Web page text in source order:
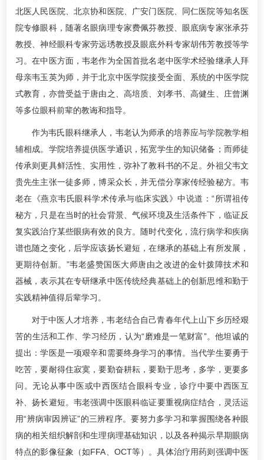
北医人民医院、北京协和医院、广安门医院、同仁医院等知名医
院专修眼科，随著名眼病理专家费佩芬教授、眼底病专家张承芬
教授、神经眼科专家劳远琇教授及眼底外科专家胡伟芳教授等学
习。在中医方面，韦老作为全国首批名老中医学术经验继承人拜
母亲韦玉英为师，并于北京中医学院接受全面、系统的中医学院
式教育，亦曾受益于唐由之、高培质、刘孝书、高健生、庄曾渊
等多位眼科前辈的教诲和指导。
作为韦氏眼科继承人，韦老认为师承的培养应与学院教学相
辅相成。学院培养提供医学通识，拓宽学生的知识储备；而师徒
传承则更具鲜活性、实用性，弥补了教科书的不足。外祖父韦文
贵先生主张一徒多师，博采众长，并无偿分享家传经验秘方。韦
老在《燕京韦氏眼科学术传承与临床实践》中说道：“所谓祖传
秘方，只是在当时的社会背景、气候环境及生活条件下，临证反
复实践治疗某些眼病有效的良方。随时代变化，流行病学和疾病
谱也随之变化，后学应该扬长避短，在继承的基础上有所发展，
更期待创新。”韦老盛赞国医大师唐由之改进的金针拨障技术和
器械，表示其在专研继承中医传统经典基础上的创新思维和勤于
实践精神值得后辈学习。
对于中医人才培养，韦老结合自己青春年代上山下乡历经艰
苦的生活和工作、学习经历，认为“磨难是一笔财富”。他坦诚的
提出：学医是一项艰辛和需要终身学习的事情。当代学生要勇于
吃苦，要耐得住寂寞，要勤奋耕耘，要勤于思考，多学，更要多
问。无论从事中医或中西医结合眼科专业，诊疗中要中西医互
补、扬长避短。韦老强调中医眼科临证要重视病症结合，灵活运
用“辨病审因辨证”的三辨程序。要努力多学习和掌握围绕各种眼
病的相关组织解剖和生理病理基础知识，以及各种揭示早期眼病
特点的影像征象（如FFA、OCT等）。具体治疗用药则强调中医